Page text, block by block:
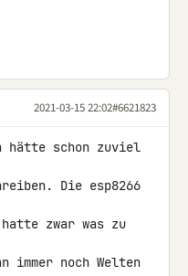
2021-03-15 22:02#6621823
schon zuviel
Die esp8266
zwar was zu
immer noch Welten